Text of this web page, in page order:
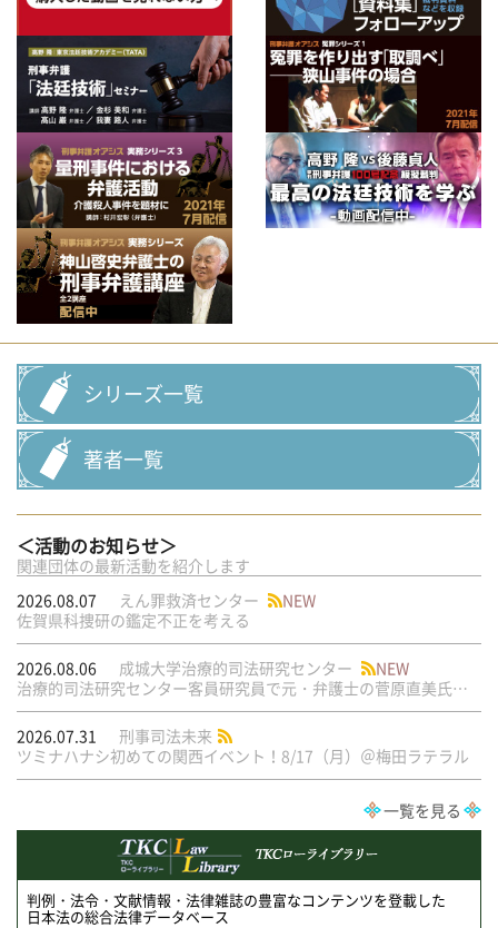
シリーズ一覧
著者一覧
＜活動のお知らせ＞
関連団体の最新活動を紹介します
2026.08.07
えん罪救済センター
NEW
佐賀県科捜研の鑑定不正を考える
2026.08.06 成城大学治療的司法研究センター
NEW
治療的司法研究センター客員研究員で元・弁護士の菅原直美氏の論文が公刊されました
2026.07.31
刑事司法未来
ツミナハナシ初めての関西イベント！8/17（月）＠梅田ラテラル
一覧を見る
判例・法令・文献情報・法律雑誌の豊富なコンテンツを登載した
日本法の総合法律データベース